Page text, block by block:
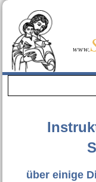
www.
über einige